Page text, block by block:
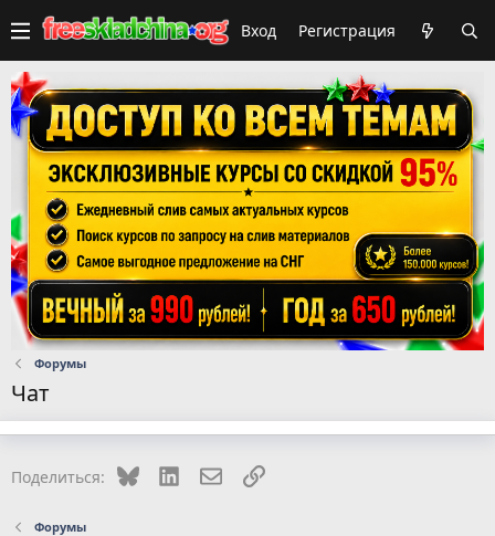
Вход Регистрация
Форумы
Чат
Поделиться: Bluesky LinkedInЭлектронная почта
Ссылка
Форумы